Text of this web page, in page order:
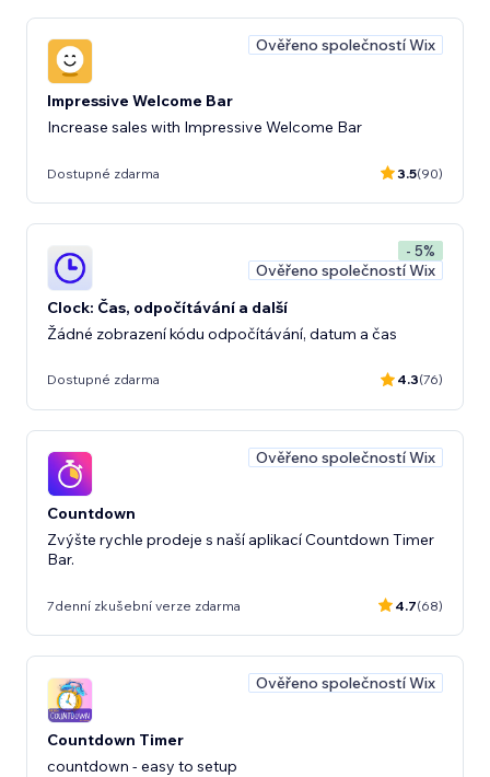
Ověřeno společností Wix
Impressive Welcome Bar
Increase sales with Impressive Welcome Bar
Dostupné zdarma 3.5(90)
- 5%
Ověřeno společností Wix
Clock: Čas, odpočítávání a další
Žádné zobrazení kódu odpočítávání, datum a čas
Dostupné zdarma 4.3(76)
Ověřeno společností Wix
Countdown
Zvýšte rychle prodeje s naší aplikací Countdown Timer
Bar.
7denní zkušební verze zdarma 4.7(68)
Ověřeno společností Wix
Countdown Timer
countdown - easy to setup